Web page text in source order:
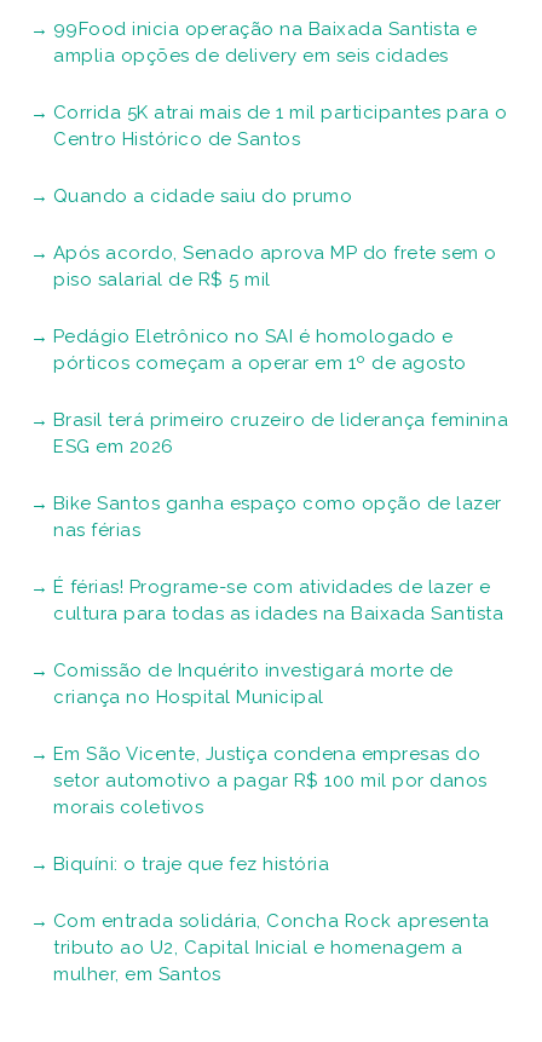
99Food inicia operação na Baixada Santista e
amplia opções de delivery em seis cidades
Corrida 5K atrai mais de 1 mil participantes para o
Centro Histórico de Santos
Quando a cidade saiu do prumo
Após acordo, Senado aprova MP do frete sem o
piso salarial de R$ 5 mil
Pedágio Eletrônico no SAI é homologado e
pórticos começam a operar em 1º de agosto
Brasil terá primeiro cruzeiro de liderança feminina
ESG em 2026
Bike Santos ganha espaço como opção de lazer
nas férias
É férias! Programe-se com atividades de lazer e
cultura para todas as idades na Baixada Santista
Comissão de Inquérito investigará morte de
criança no Hospital Municipal
Em São Vicente, Justiça condena empresas do
setor automotivo a pagar R$ 100 mil por danos
morais coletivos
Biquíni: o traje que fez história
Com entrada solidária, Concha Rock apresenta
tributo ao U2, Capital Inicial e homenagem a
mulher, em Santos